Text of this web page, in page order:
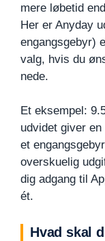
mere løbetid
Her er Anyday
engangsgebyr)
valg, hvis du
nede.
Et eksempel:
udvidet giver
et
overskuelig
dig adgang til
ét.
Hvad skal